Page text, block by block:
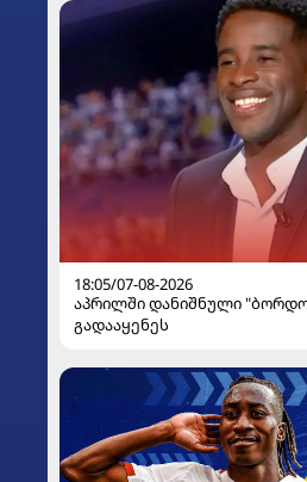
18:05/07-08-2026
აპრილში დანიშნული
გადააყენეს